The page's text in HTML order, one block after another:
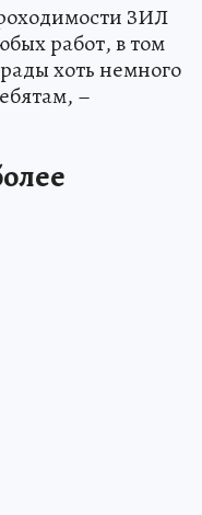
ЗИЛ
работ, в том
хоть немного
–